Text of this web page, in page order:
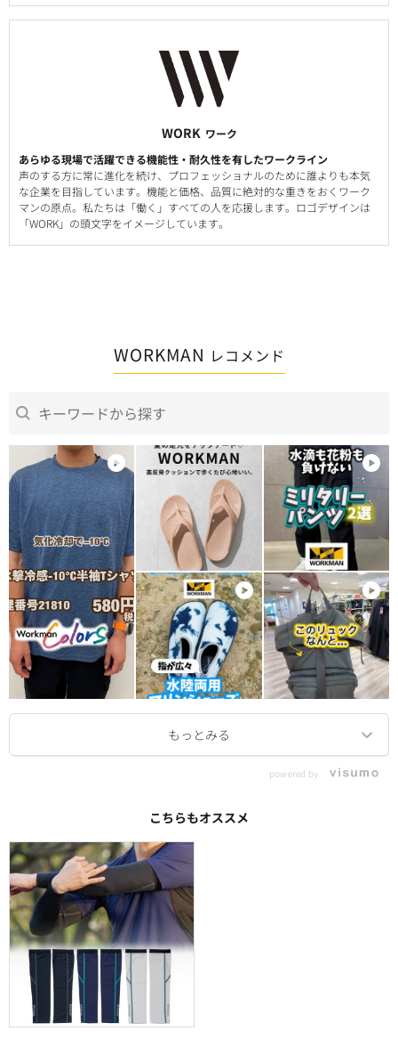
WORK ワーク
あらゆる現場で活躍できる機能性・耐久性を有したワークライン
声のする方に常に進化を続け、プロフェッショナルのために誰よりも本気
な企業を目指しています。機能と価格、品質に絶対的な重きをおくワーク
マンの原点。私たちは「働く」すべての人を応援します。ロゴデザインは
「WORK」の頭文字をイメージしています。
WORKMAN レコメンド
powered by
こちらもオススメ